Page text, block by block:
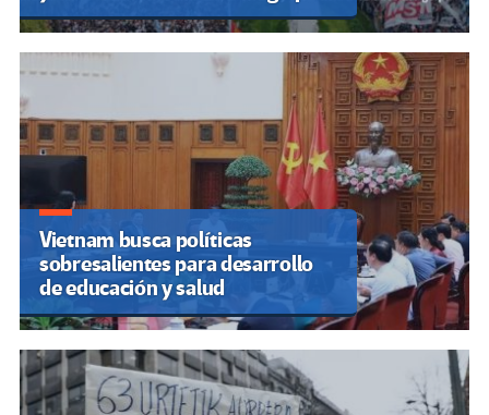
Vietnam busca políticas
sobresalientes para desarrollo
de educación y salud